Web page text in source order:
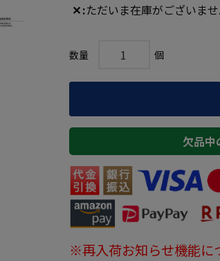
✕ ただいま在庫がございませ
欠品中
※再入荷お知らせ機能に